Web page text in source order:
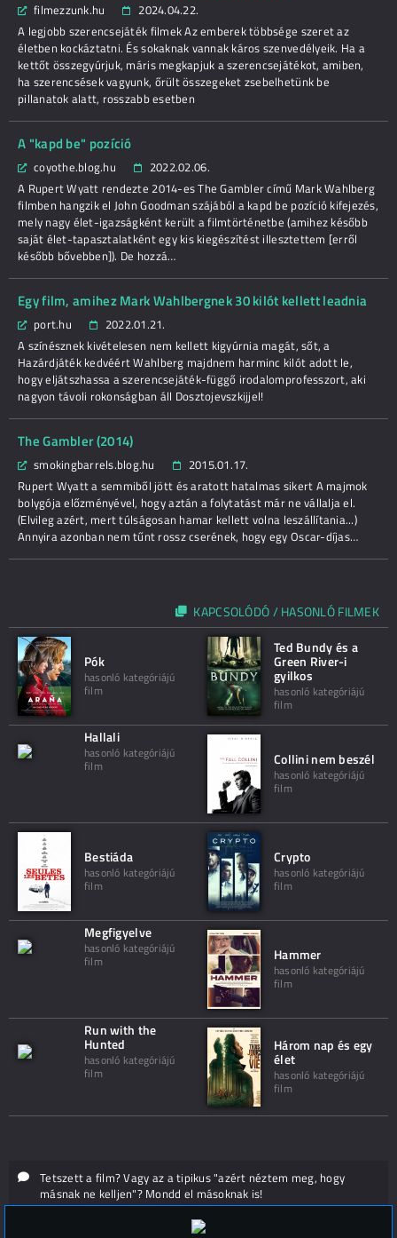
filmezzunk.hu
2024.04.22.
A legjobb szerencsejáték filmek Az emberek többsége szeret az
életben kockáztatni. És sokaknak vannak káros szenvedélyeik. Ha a
kettőt összegyúrjuk, máris megkapjuk a szerencsejátékot, amiben,
ha szerencsések vagyunk, őrült összegeket zsebelhetünk be
pillanatok alatt, rosszabb esetben
A "kapd be" pozíció
coyothe.blog.hu
2022.02.06.
A Rupert Wyatt rendezte 2014-es The Gambler című Mark Wahlberg
filmben hangzik el John Goodman szájából a kapd be pozíció kifejezés,
mely nagy élet-igazságként került a filmtörténetbe (amihez később
saját élet-tapasztalatként egy kis kiegészítést illesztettem [erről
később bővebben]). De hozzá…
Egy film, amihez Mark Wahlbergnek 30 kilót kellett leadnia
port.hu
2022.01.21.
A színésznek kivételesen nem kellett kigyúrnia magát, sőt, a
Hazárdjáték kedvéért Wahlberg majdnem harminc kilót adott le,
hogy eljátszhassa a szerencsejáték-függő irodalomprofesszort, aki
nagyon távoli rokonságban áll Dosztojevszkijjel!
The Gambler (2014)
smokingbarrels.blog.hu
2015.01.17.
Rupert Wyatt a semmiből jött és aratott hatalmas sikert A majmok
bolygója előzményével, hogy aztán a folytatást már ne vállalja el.
(Elvileg azért, mert túlságosan hamar kellett volna leszállítania...)
Annyira azonban nem tűnt rossz cserének, hogy egy Oscar-díjas…
KAPCSOLÓDÓ / HASONLÓ FILMEK
Pók
hasonló kategóriájú
film
Ted Bundy és a
Green River-i
gyilkos
hasonló kategóriájú
film
Hallali
hasonló kategóriájú
film Collini nem beszél
hasonló kategóriájú
film
Bestiáda
hasonló kategóriájú
film
Crypto
hasonló kategóriájú
film
Megfigyelve
hasonló kategóriájú
film Hammer
hasonló kategóriájú
film
Run with the
Hunted
hasonló kategóriájú
film
Három nap és egy
élet
hasonló kategóriájú
film
Tetszett a film? Vagy az a tipikus "azért néztem meg, hogy
másnak ne kelljen"? Mondd el másoknak is!
Hozzászólások (